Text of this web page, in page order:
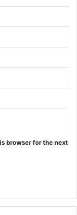
browser for the next